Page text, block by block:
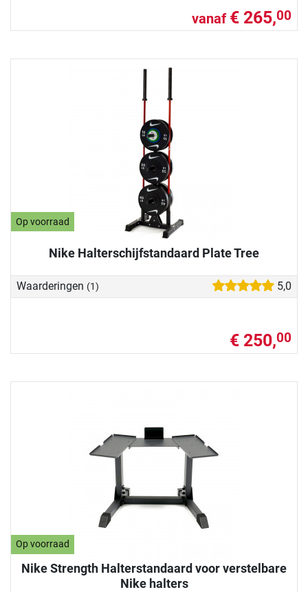
vanaf € 265,00
Op voorraad
Nike Halterschijfstandaard Plate Tree
Waarderingen (1) 5,0
€ 250,00
Op voorraad
Nike Strength Halterstandaard voor verstelbare
Nike halters